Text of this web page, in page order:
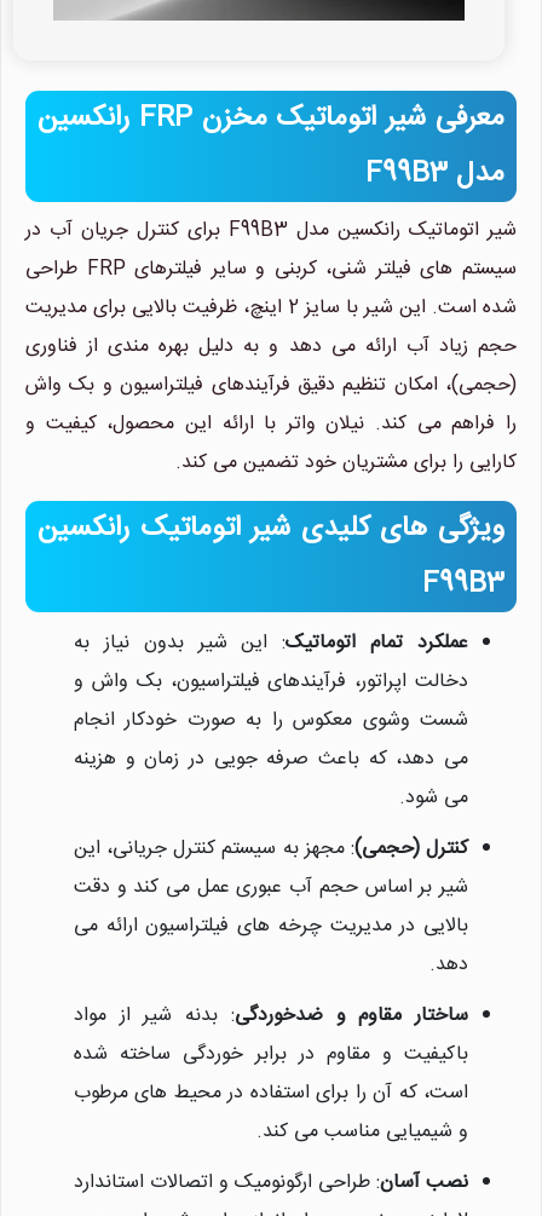
معرفی شیر اتوماتیک مخزن FRP رانکسین
مدل F99B3
شیر اتوماتیک رانکسین مدل F99B3 برای کنترل جریان آب در
سیستم های فیلتر شنی، کربنی و سایر فیلترهای FRP طراحی
شده است. این شیر با سایز 2 اینچ، ظرفیت بالایی برای مدیریت
حجم زیاد آب ارائه می دهد و به دلیل بهره مندی از فناوری
(حجمی)، امکان تنظیم دقیق فرآیندهای فیلتراسیون و بک واش
را فراهم می کند. نیلان واتر با ارائه این محصول، کیفیت و
کارایی را برای مشتریان خود تضمین می کند.
ویژگی های کلیدی شیر اتوماتیک رانکسین
F99B3
عملکرد تمام اتوماتیک: این شیر بدون نیاز به
دخالت اپراتور، فرآیندهای فیلتراسیون، بک واش و
شست وشوی معکوس را به صورت خودکار انجام
می دهد، که باعث صرفه جویی در زمان و هزینه
می شود.
کنترل (حجمی): مجهز به سیستم کنترل جریانی، این
شیر بر اساس حجم آب عبوری عمل می کند و دقت
بالایی در مدیریت چرخه های فیلتراسیون ارائه می
دهد.
ساختار مقاوم و ضدخوردگی: بدنه شیر از مواد
باکیفیت و مقاوم در برابر خوردگی ساخته شده
است، که آن را برای استفاده در محیط های مرطوب
و شیمیایی مناسب می کند.
نصب آسان: طراحی ارگونومیک و اتصالات استاندارد